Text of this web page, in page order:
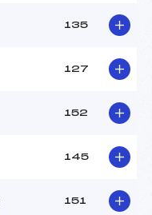
135
127
152
145
151